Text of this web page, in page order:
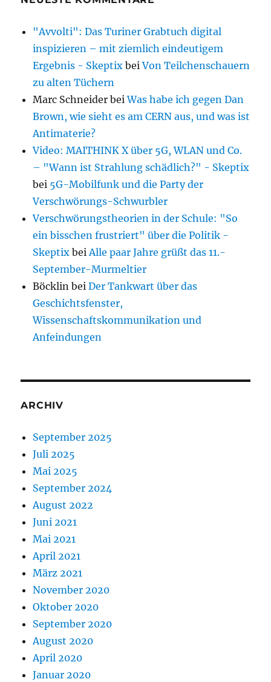
"Avvolti": Das Turiner Grabtuch digital
inspizieren – mit ziemlich eindeutigem
Ergebnis - Skeptix beiVon Teilchenschauern
zu alten Tüchern
Marc Schneider beiWas habe ich gegen Dan
Brown, wie sieht es am CERN aus, und was ist
Antimaterie?
Video: MAITHINK X über 5G, WLAN und Co.
– "Wann ist Strahlung schädlich?" - Skeptix
bei 5G-Mobilfunk und die Party der
Verschwörungs-Schwurbler
Verschwörungstheorien in der Schule: "So
ein bisschen frustriert" über die Politik -
Skeptix beiAlle paar Jahre grüßt das 11.-
September-Murmeltier
Böcklin beiDer Tankwart über das
Geschichtsfenster,
Wissenschaftskommunikation und
Anfeindungen
ARCHIV
September 2025
Juli 2025
Mai 2025
September 2024
August 2022
Juni 2021
Mai 2021
April 2021
März 2021
November 2020
Oktober 2020
September 2020
August 2020
April 2020
Januar 2020